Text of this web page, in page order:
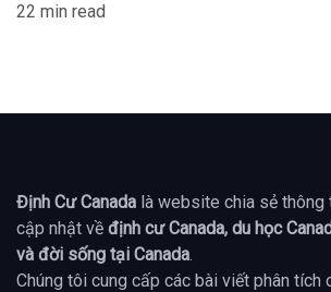
22 min read
Định Cư Canada là website chia sẻ thông
cập nhật về định cư Canada, du học
và đời sống tại Canada
Chúng tôi cung cấp các bài viết phân tích